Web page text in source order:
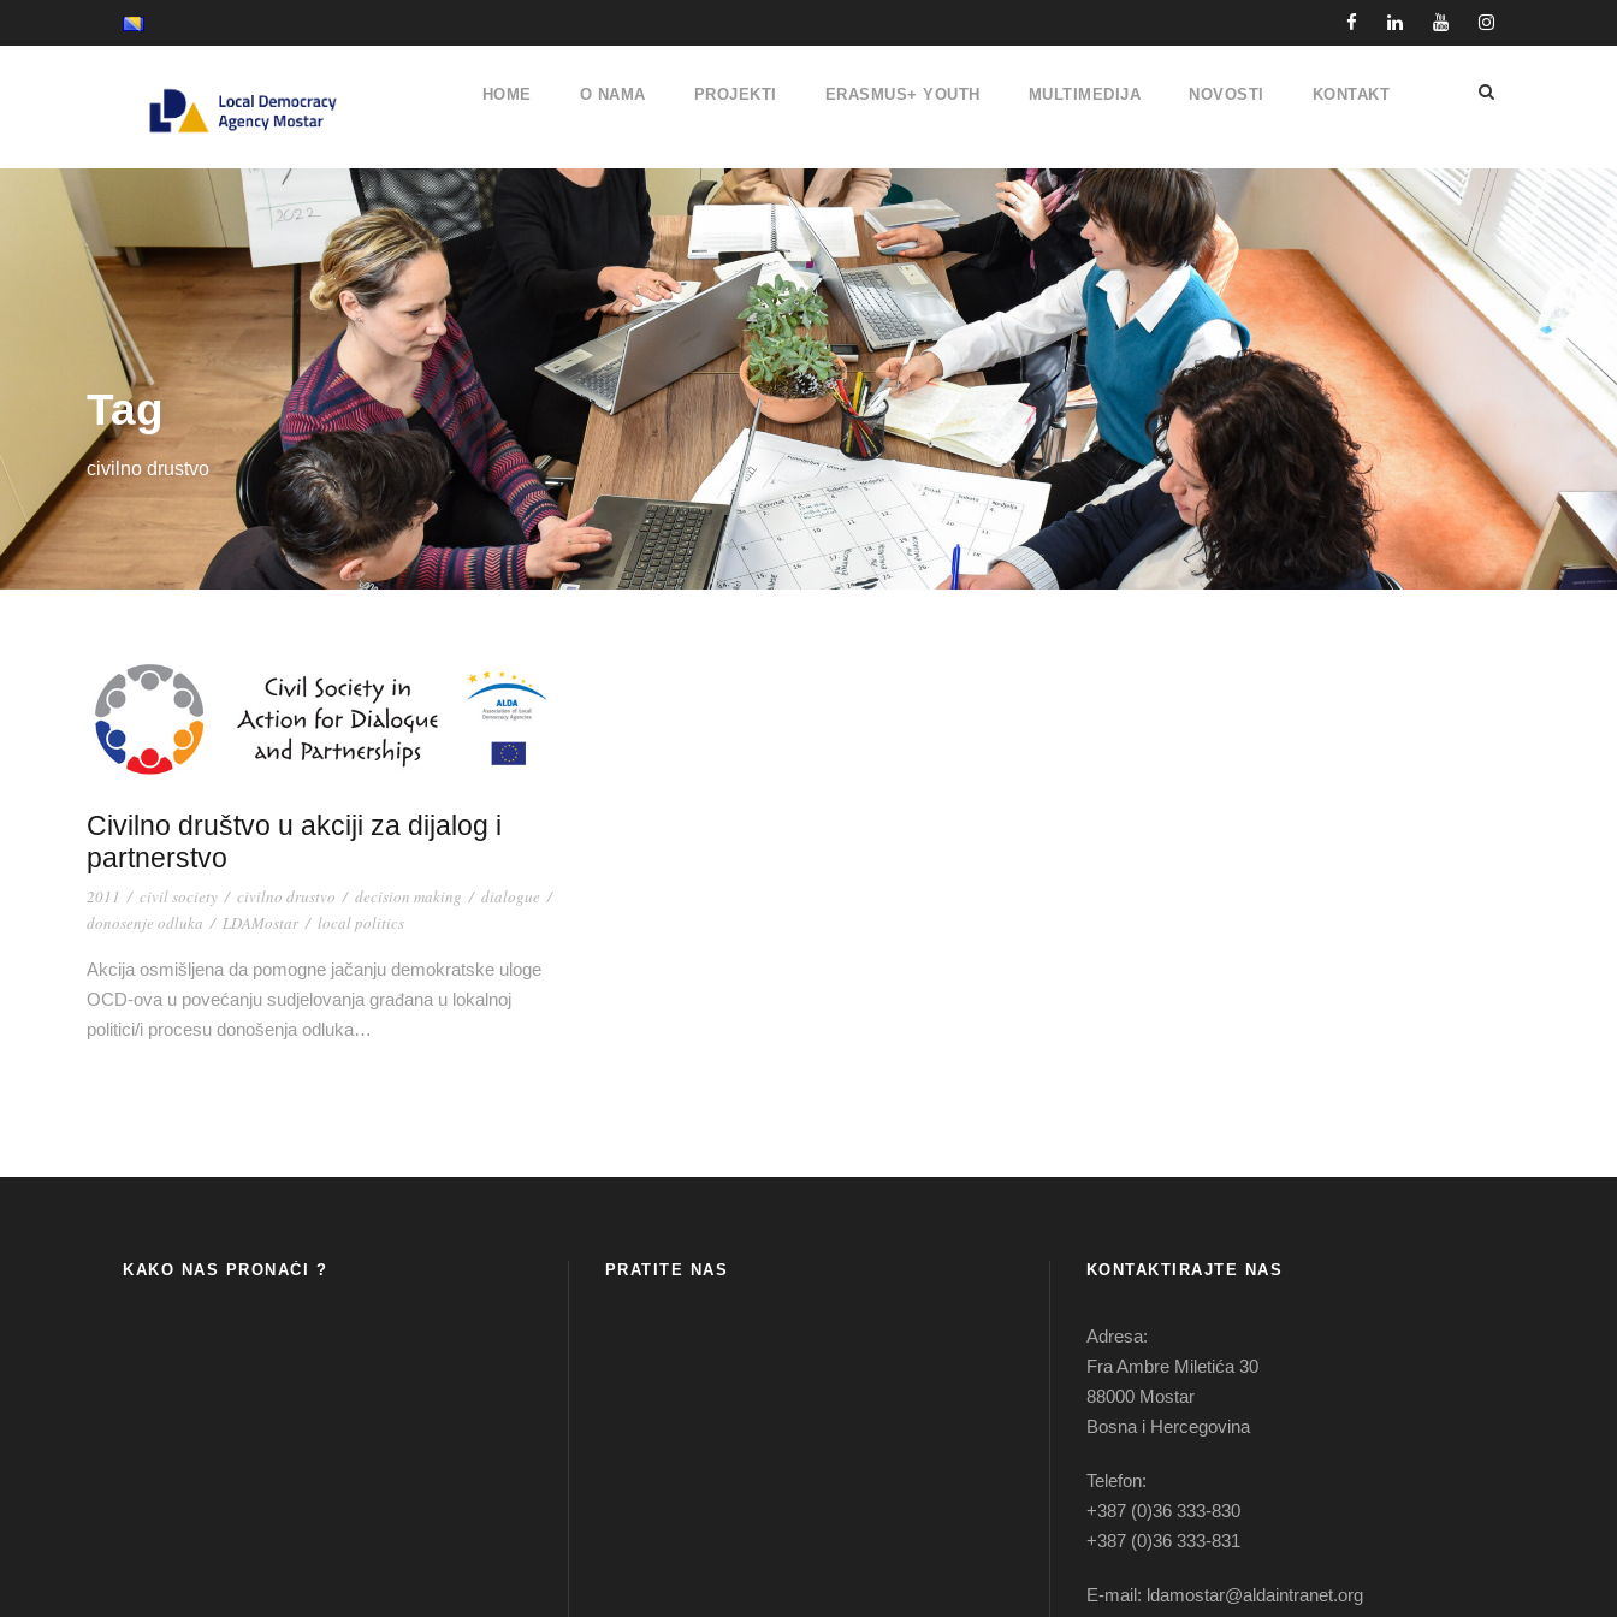
HOME O NAMA PROJEKTI ERASMUS+ YOUTH MULTIMEDIJA NOVOSTI KONTAKT
Tag
civilno drustvo
Civilno društvo u akciji za dijalog i
partnerstvo
2011 / civil society / civilno drustvo / decision making / dialogue /
donosenje odluka / LDAMostar / local politics
Akcija osmišljena da pomogne jačanju demokratske uloge
OCD-ova u povećanju sudjelovanja građana u lokalnoj
politici/i procesu donošenja odluka…
KAKO NAS PRONAĆI ? PRATITE NAS KONTAKTIRAJTE NAS
Adresa:
Fra Ambre Miletića 30
88000 Mostar
Bosna i Hercegovina
Telefon:
+387 (0)36 333-830
+387 (0)36 333-831
E-mail: ldamostar@aldaintranet.org